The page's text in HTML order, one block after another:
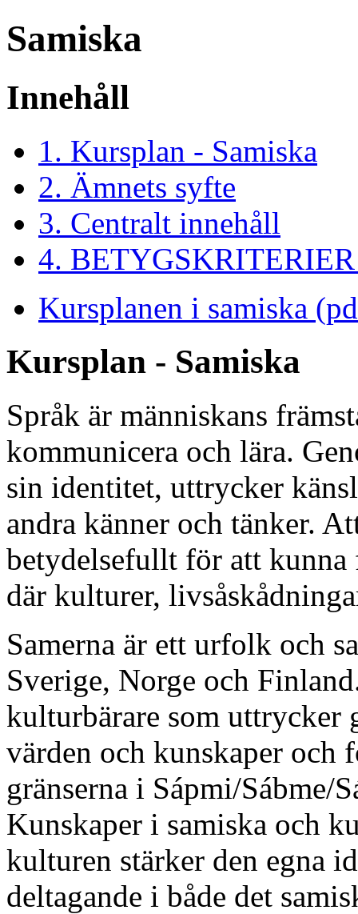
Samiska
Innehåll
1. Kursplan - Samiska
2. Ämnets syfte
3. Centralt innehåll
4.
Kursplanen i samiska
Kursplan - Samiska
Språk är människans
kommunicera och lära.
sin identitet, uttrycker
andra känner och tänker.
betydelsefullt för att kunna
där kulturer,
Samerna är ett urfolk och
Sverige, Norge och
kulturbärare som uttrycker
värden och kunskaper och
gränserna i Sápmi/Sábme/
Kunskaper i samiska och
kulturen stärker den egna
deltagande i både det